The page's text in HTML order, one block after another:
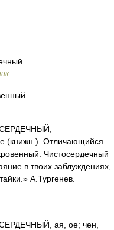
…
…
(книжн.). Отличающийся
Чистосердечный
в твоих заблуждениях,
А.Тургенев.
ая, ое; чен,